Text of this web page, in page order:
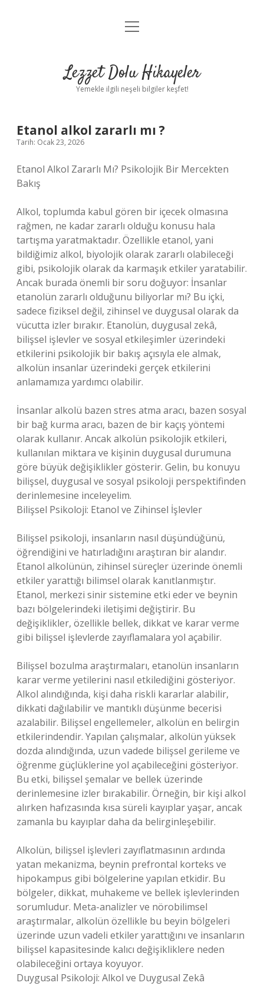
Anasayfa
Yasal Uyarı
menüyü
Lezzet Dolu Hikayeler
Yemekle ilgili neşeli bilgiler keşfet!
Etanol alkol zararlı mı ?
Tarih: Ocak 23, 2026
Etanol Alkol Zararlı Mı? Psikolojik Bir Mercekten
Bakış
Alkol, toplumda kabul gören bir içecek olmasına
rağmen, ne kadar zararlı olduğu konusu hala
tartışma yaratmaktadır. Özellikle etanol, yani
bildiğimiz alkol, biyolojik olarak zararlı olabileceği
gibi, psikolojik olarak da karmaşık etkiler yaratabilir.
Ancak burada önemli bir soru doğuyor: İnsanlar
etanolün zararlı olduğunu biliyorlar mı? Bu içki,
sadece fiziksel değil, zihinsel ve duygusal olarak da
vücutta izler bırakır. Etanolün, duygusal zekâ,
bilişsel işlevler ve sosyal etkileşimler üzerindeki
etkilerini psikolojik bir bakış açısıyla ele almak,
alkolün insanlar üzerindeki gerçek etkilerini
anlamamıza yardımcı olabilir.
İnsanlar alkolü bazen stres atma aracı, bazen sosyal
bir bağ kurma aracı, bazen de bir kaçış yöntemi
olarak kullanır. Ancak alkolün psikolojik etkileri,
kullanılan miktara ve kişinin duygusal durumuna
göre büyük değişiklikler gösterir. Gelin, bu konuyu
bilişsel, duygusal ve sosyal psikoloji perspektifinden
derinlemesine inceleyelim.
Bilişsel Psikoloji: Etanol ve Zihinsel İşlevler
Bilişsel psikoloji, insanların nasıl düşündüğünü,
öğrendiğini ve hatırladığını araştıran bir alandır.
Etanol alkolünün, zihinsel süreçler üzerinde önemli
etkiler yarattığı bilimsel olarak kanıtlanmıştır.
Etanol, merkezi sinir sistemine etki eder ve beynin
bazı bölgelerindeki iletişimi değiştirir. Bu
değişiklikler, özellikle bellek, dikkat ve karar verme
gibi bilişsel işlevlerde zayıflamalara yol açabilir.
Bilişsel bozulma araştırmaları, etanolün insanların
karar verme yetilerini nasıl etkilediğini gösteriyor.
Alkol alındığında, kişi daha riskli kararlar alabilir,
dikkati dağılabilir ve mantıklı düşünme becerisi
azalabilir. Bilişsel engellemeler, alkolün en belirgin
etkilerindendir. Yapılan çalışmalar, alkolün yüksek
dozda alındığında, uzun vadede bilişsel gerileme ve
öğrenme güçlüklerine yol açabileceğini gösteriyor.
Bu etki, bilişsel şemalar ve bellek üzerinde
derinlemesine izler bırakabilir. Örneğin, bir kişi alkol
alırken hafızasında kısa süreli kayıplar yaşar, ancak
zamanla bu kayıplar daha da belirginleşebilir.
Alkolün, bilişsel işlevleri zayıflatmasının ardında
yatan mekanizma, beynin prefrontal korteks ve
hipokampus gibi bölgelerine yapılan etkidir. Bu
bölgeler, dikkat, muhakeme ve bellek işlevlerinden
sorumludur. Meta-analizler ve nörobilimsel
araştırmalar, alkolün özellikle bu beyin bölgeleri
üzerinde uzun vadeli etkiler yarattığını ve insanların
bilişsel kapasitesinde kalıcı değişikliklere neden
olabileceğini ortaya koyuyor.
Duygusal Psikoloji: Alkol ve Duygusal Zekâ